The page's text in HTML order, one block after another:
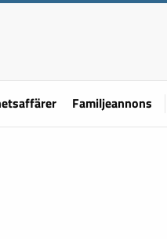
Familjeannons